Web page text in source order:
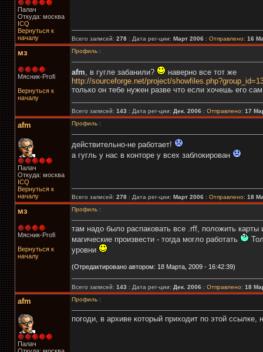
Палач
Откуда: москва
ICQ
Вернуться к
началу
Всего записей: 278: Дата рег-ции: Март 2006 : Отправлено: 16
мз
Мясник-Profi
Вернуться к
началу
Профиль:
afm, в гугле забанили?
наверно все тот же
http://sourceforge.net/project/
только он тебе нужен разве что если хочешь его
Всего записей: 143 : Дата рег-ции: Дек. 2006 : Отправлено: 17
afm
Палач
Откуда: москва
ICQ
Вернуться к
началу
Профиль:
действительно-не работает!
а гугль у нас в конторе у всех заблокирован
Всего записей: 278: Дата рег-ции: Март 2006 : Отправлено: 18
мз
Мясник-Profi
Вернуться к
началу
Профиль:
там надо было распаковать все .rff, положить
магические произвести - тогда могло работать
уровни
(Отредактировано автором: 18 Марта, 2009 - 16:42:39)
Всего записей: 143 : Дата рег-ции: Дек. 2006 : Отправлено: 18
afm
Палач
Профиль:
погоди, в архиве который приходит по этой ссылке,